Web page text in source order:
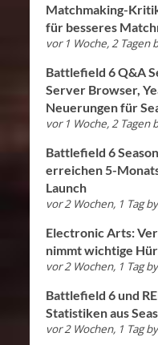
Matchmaking-
für besseres
vor 1 Woche, 2 Tagen
Battlefield 6 Q&A
Server Browser,
Neuerungen für
vor 1 Woche, 2 Tagen
Battlefield 6
erreichen 5-
Launch
vor 2 Wochen, 1 Tag
Electronic Arts:
nimmt wichtige
vor 2 Wochen, 1 Tag
Battlefield 6 und
Statistiken aus
vor 2 Wochen, 1 Tag